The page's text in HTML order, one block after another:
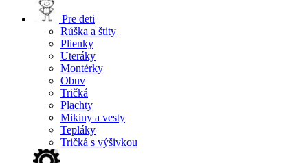
Pre deti
Rúška a štity
Plienky
Uteráky
Montérky
Obuv
Tričká
Plachty
Mikiny a vesty
Tepláky
Tričká s výšivkou